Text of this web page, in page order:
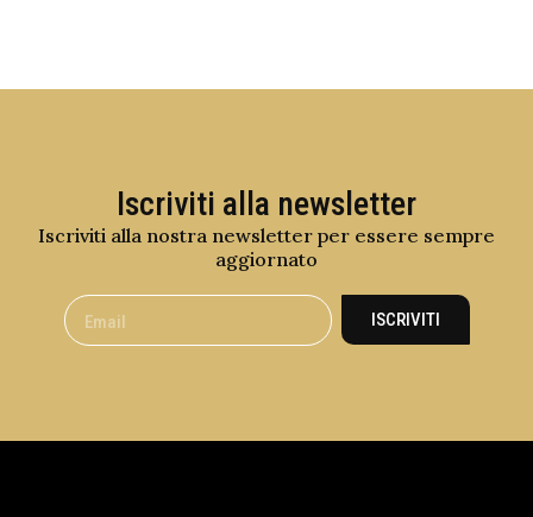
Iscriviti alla newsletter
Iscriviti alla nostra newsletter per essere sempre
aggiornato
ISCRIVITI